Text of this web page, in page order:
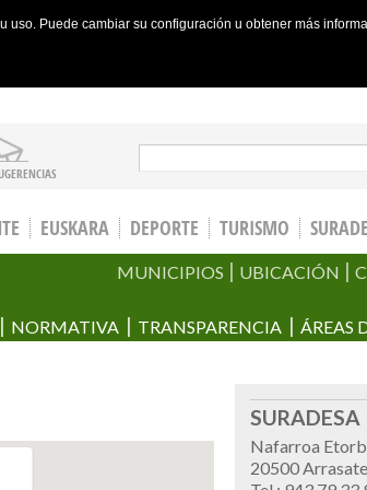
Puede cambiar su configuración u obtener más
Search form
EUSKARA DEPORTE TURISMO
MUNICIPIOS UBICACIÓN
NORMATIVA TRANSPARENCIA ÁREAS
SURADESA
Nafarroa
20500 Arrasate